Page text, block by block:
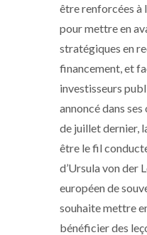
être renforcées à
pour mettre en
stratégiques en
financement, et
investisseurs
annoncé dans
de juillet dernier,
être le fil
d’Ursula von der
européen de
souhaite mettre
bénéficier des